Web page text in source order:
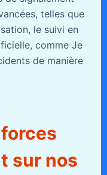
telles que
le suivi en
comme Je
de manière
sur nos